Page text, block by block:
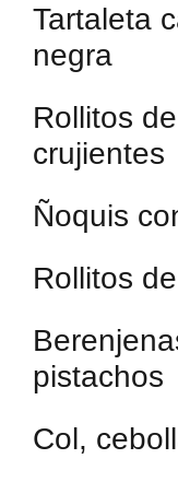
Tartaleta
negra
Rollitos
crujientes
Ñoquis
Rollitos
pistachos
Col,